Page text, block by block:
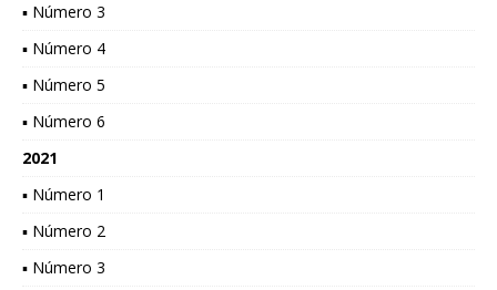
▪ Número 3
▪ Número 4
▪ Número 5
▪ Número 6
2021
▪ Número 1
▪ Número 2
▪ Número 3